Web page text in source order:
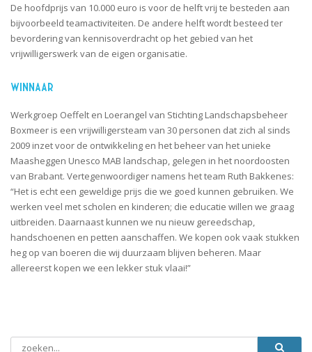
De hoofdprijs van 10.000 euro is voor de helft vrij te besteden aan
bijvoorbeeld teamactiviteiten. De andere helft wordt besteed ter
bevordering van kennisoverdracht op het gebied van het
vrijwilligerswerk van de eigen organisatie.
Winnaar
Werkgroep Oeffelt en Loerangel van Stichting Landschapsbeheer
Boxmeer is een vrijwilligersteam van 30 personen dat zich al sinds
2009 inzet voor de ontwikkeling en het beheer van het unieke
Maasheggen Unesco MAB landschap, gelegen in het noordoosten
van Brabant. Vertegenwoordiger namens het team Ruth Bakkenes:
“Het is echt een geweldige prijs die we goed kunnen gebruiken. We
werken veel met scholen en kinderen; die educatie willen we graag
uitbreiden. Daarnaast kunnen we nu nieuw gereedschap,
handschoenen en petten aanschaffen. We kopen ook vaak stukken
heg op van boeren die wij duurzaam blijven beheren. Maar
allereerst kopen we een lekker stuk vlaai!”